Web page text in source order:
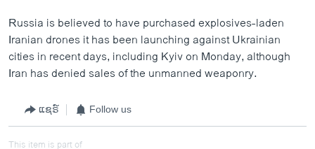
Russia is believed to have purchased explosives-laden
Iranian drones it has been launching against Ukrainian
cities in recent days, including Kyiv on Monday, although
Iran has denied sales of the unmanned weaponry.
ແຊຣ໌ Follow us
This item is part of